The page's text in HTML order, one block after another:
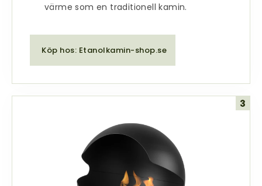
värme som en traditionellkamin.
Köp hos: Etanolkamin-shop.se